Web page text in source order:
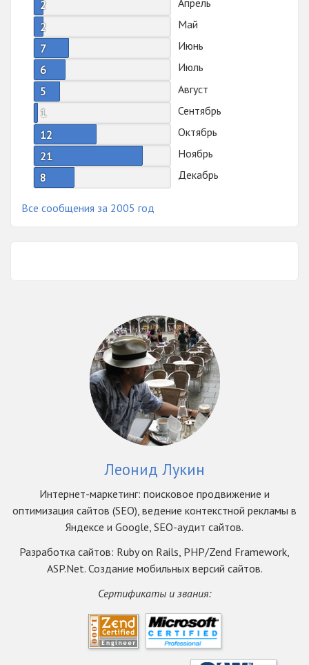
2
2
Май
7
Июнь
6
Июль
5
Август
1
Сентябрь
12
Октябрь
21
Ноябрь
8
Декабрь
Все сообщения за 2005 год
Леонид Лукин
Интернет-маркетинг: поисковое продвижение и
оптимизация сайтов (SEO), ведение контекстной рекламы в
Яндексе и Google, SEO-аудит сайтов.
Разработка сайтов: Ruby on Rails, PHP/Zend Framework,
ASP.Net. Создание мобильных версий сайтов.
Сертификаты и звания: